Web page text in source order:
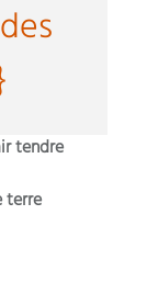
tendre
terre